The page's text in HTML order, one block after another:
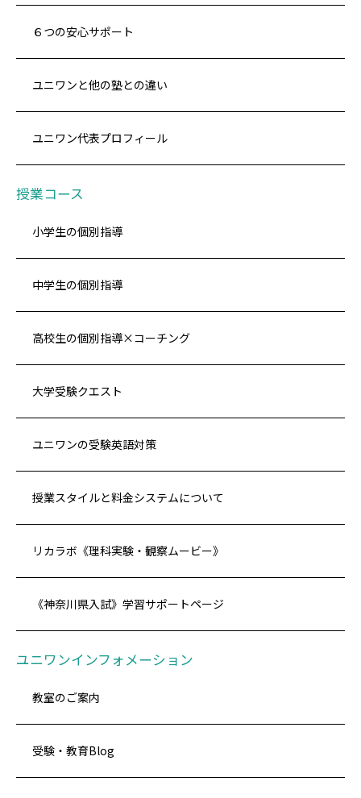
６つの安心サポート
ユニワンと他の塾との違い
ユニワン代表プロフィール
授業コース
小学生の個別指導
中学生の個別指導
高校生の個別指導×コーチング
大学受験クエスト
ユニワンの受験英語対策
授業スタイルと料金システムについて
リカラボ《理科実験・観察ムービー》
《神奈川県入試》学習サポートページ
ユニワンインフォメーション
教室のご案内
受験・教育Blog